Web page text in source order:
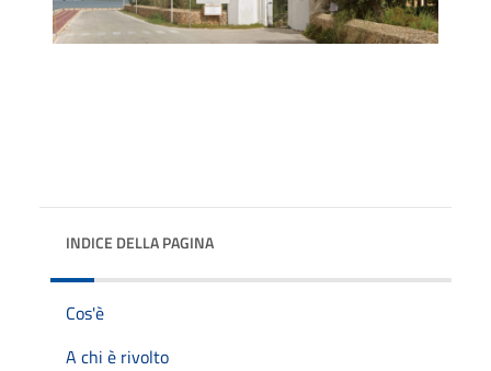
INDICE DELLA PAGINA
Cos'è
A chi è rivolto